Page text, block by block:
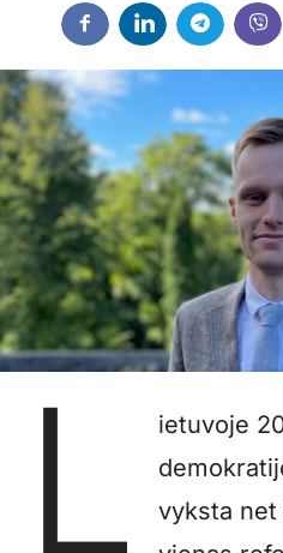
L
ietuvoje
vyksta